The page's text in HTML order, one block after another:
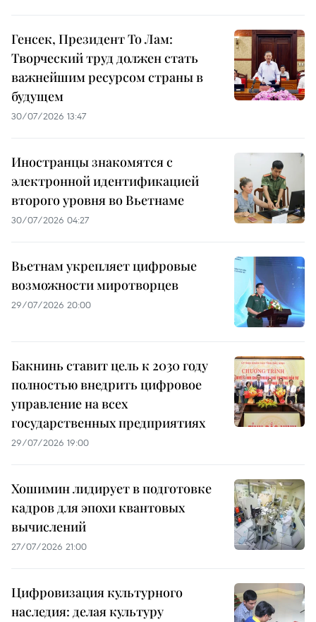
Генсек, Президент То Лам:
Творческий труд должен стать
важнейшим ресурсом страны в
будущем
30/07/2026 13:47
Иностранцы знакомятся с
электронной идентификацией
второго уровня во Вьетнаме
30/07/2026 04:27
Вьетнам укрепляет цифровые
возможности миротворцев
29/07/2026 20:00
Бакнинь ставит цель к 2030 году
полностью внедрить цифровое
управление на всех
государственных предприятиях
29/07/2026 19:00
Хошимин лидирует в подготовке
кадров для эпохи квантовых
вычислений
27/07/2026 21:00
Цифровизация культурного
наследия: делая культуру